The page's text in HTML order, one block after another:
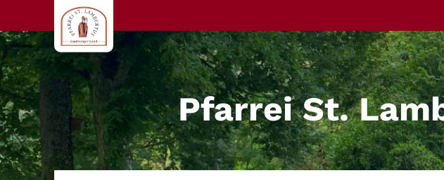
Zum Inhalt springen
Pfarrei St.